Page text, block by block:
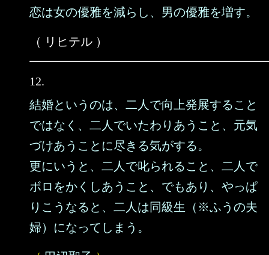
恋は女の優雅を減らし、男の優雅を増す。
（ リヒテル ）
12.
結婚というのは、二人で向上発展すること
ではなく、二人でいたわりあうこと、元気
づけあうことに尽きる気がする。
更にいうと、二人で叱られること、二人で
ボロをかくしあうこと、でもあり、やっぱ
りこうなると、二人は同級生（※ふうの夫
婦）になってしまう。